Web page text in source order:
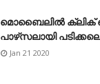
മൊബൈലിൽ ക്ലിക്
പാഴ്‌സലായി
Jan 21 2020